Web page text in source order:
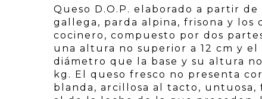
Queso D.O.P. elaborado a partir
gallega, parda alpina, frisona y
cocinero, compuesto por dos
una altura no superior a 12 cm y
diámetro que la base y su altura
kg. El queso fresco no presenta
blanda, arcillosa al tacto,